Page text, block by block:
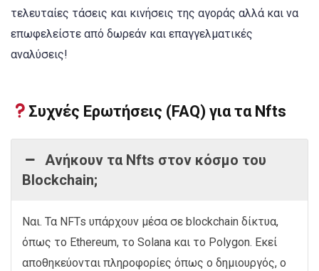
τελευταίες τάσεις και κινήσεις της αγοράς αλλά και να
επωφελείστε από δωρεάν και επαγγελματικές
αναλύσεις!
Συχνές Ερωτήσεις (FAQ) για τα Nfts
Ανήκουν τα Nfts στον κόσμο του
Blockchain;
Ναι. Τα NFTs υπάρχουν μέσα σε blockchain δίκτυα,
όπως το Ethereum, το Solana και το Polygon. Εκεί
αποθηκεύονται πληροφορίες όπως ο δημιουργός, ο